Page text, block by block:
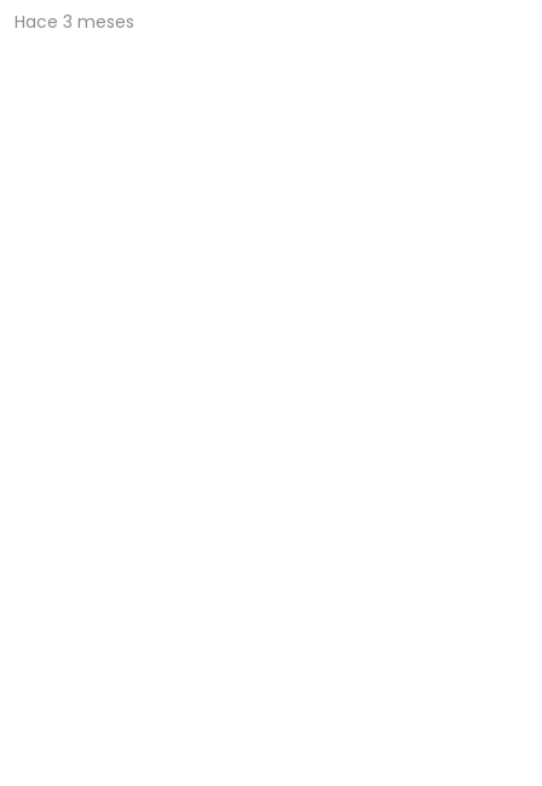
Hace 3 meses